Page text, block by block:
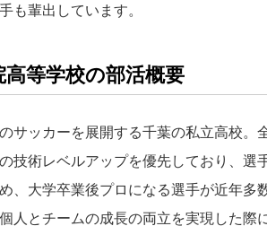
も輩出しています。
高等学校の部活概要
サッカーを展開する千葉の私立高校。
技術レベルアップを優先しており、選
、大学卒業後プロになる選手が近年多
人とチームの成長の両立を実現した際